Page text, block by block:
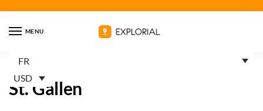
MENU
FR
USD
Accueil
St. Gallen